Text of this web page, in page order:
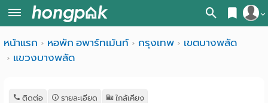
สมัครสมาชิก
หน้า
ค้นหา
หน้าแรก หอพัก อพาร์ทเม้นท์ กรุงเทพ
เขตบางพลัด
แขวงบางพลัด
ติดต่อ รายละเอียด ใกล้เคียง